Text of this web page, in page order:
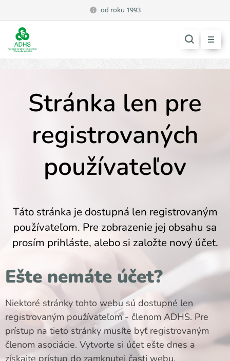
od roku 1993
Stránka len pre
registrovaných
používateľov
Táto stránka je dostupná len registrovaným
používateľom. Pre zobrazenie jej obsahu sa
prosím prihláste, alebo si založte nový účet.
Ešte nemáte účet?
Niektoré stránky tohto webu sú dostupné len
registrovaným používateľom - členom ADHS. Pre
prístup na tieto stránky musíte byť registrovaným
členom asociácie. Vytvorte si účet ešte dnes a
získajte prístup do zamknutej časti webu.